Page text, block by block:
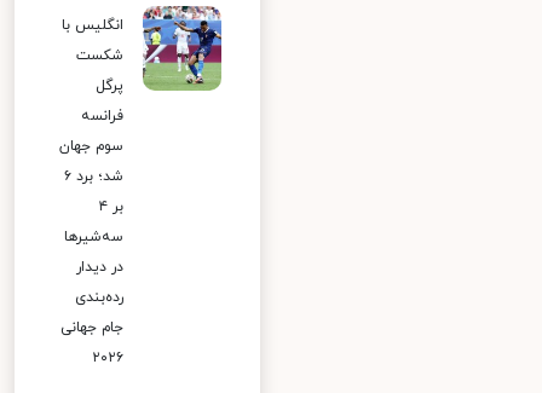
انگلیس با
شکست
پرگل
فرانسه
سوم جهان
شد؛ برد ۶
بر ۴
سه‌شیرها
در دیدار
رده‌بندی
جام جهانی
۲۰۲۶